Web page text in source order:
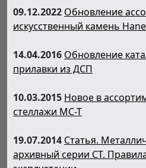
09.12.2022 Обновление
искусственный камень
14.04.2016 Обновление
прилавки из ДСП
10.03.2015 Новое в
стеллажи МС-Т
19.07.2014 Статья.
архивный серии СТ.